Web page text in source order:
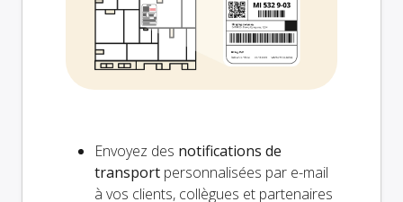
Envoyez des notifications de
transport personnalisées par e-mail
à vos clients, collègues et partenaires